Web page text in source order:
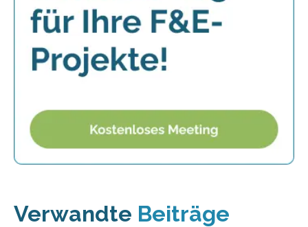
Verwandte Beiträge